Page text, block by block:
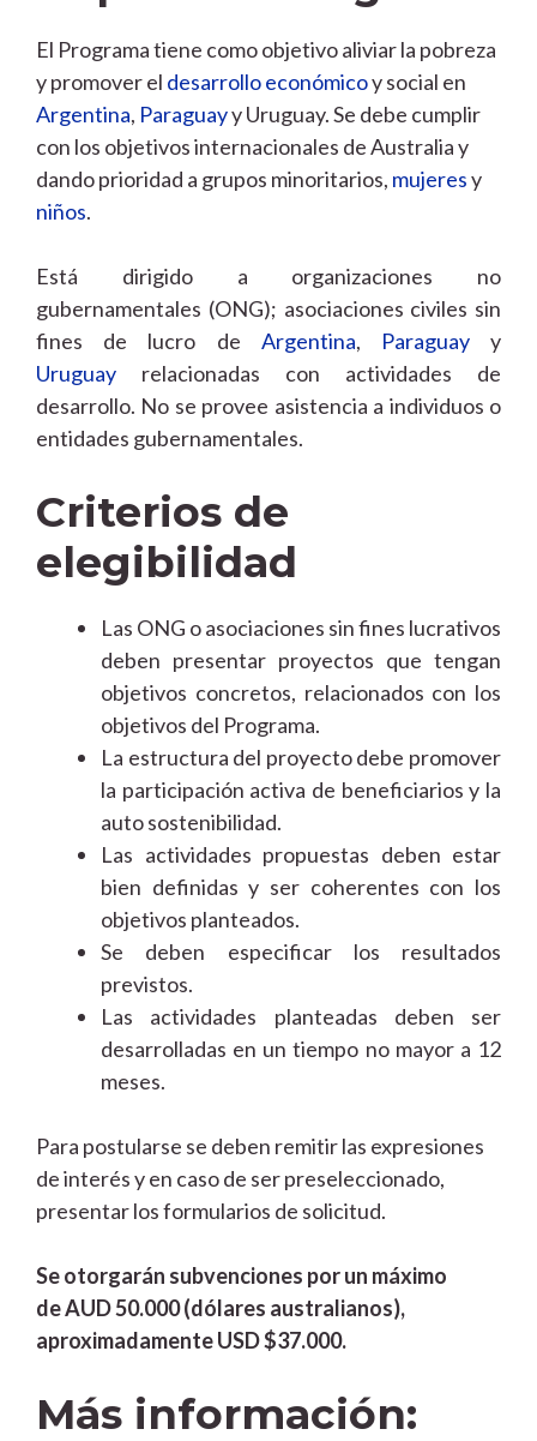
El Programa tiene como objetivo aliviar la pobreza
y promover el desarrollo económicoy social en
Argentina, Paraguayy Uruguay. Se debe cumplir
con los objetivos internacionales de Australia y
dando prioridad a grupos minoritarios, mujeresy
niños.
Está dirigido a organizaciones no
gubernamentales (ONG); asociaciones civiles sin
fines de lucro de Argentina, Paraguayy
Uruguay relacionadas con actividades de
desarrollo. No se provee asistencia a individuos o
entidades gubernamentales.
Criterios de
elegibilidad
Las ONG o asociaciones sin fines lucrativos
deben presentar proyectos que tengan
objetivos concretos, relacionados con los
objetivos del Programa.
La estructura del proyecto debe promover
la participación activa de beneficiarios y la
auto sostenibilidad.
Las actividades propuestas deben estar
bien definidas y ser coherentes con los
objetivos planteados.
Se deben especificar los resultados
previstos.
Las actividades planteadas deben ser
desarrolladas en un tiempo no mayor a 12
meses.
Para postularse se deben remitir las expresiones
de interés y en caso de ser preseleccionado,
presentar los formularios de solicitud.
Se otorgarán subvenciones por un máximo
de AUD 50.000 (dólares australianos),
aproximadamente USD $37.000.
Más información: